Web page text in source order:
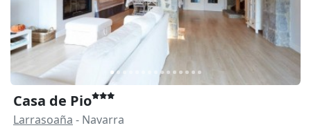
Casa de Pio
Larrasoaña - Navarra